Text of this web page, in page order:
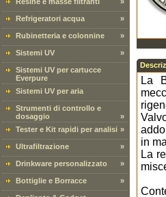
Refrigeratori acqua »
Rubinetteria e colonnine »
Sistemi UV »
Sistemi UV per cartucce
Everpure
Sistemi UV per aria
Strumenti di controllo e
dosaggio
»
Tester e Kit rapidi per analisi »
Ultrafiltrazione »
Drinkware personalizzato »
Bottiglie e Borracce »
La
in
La